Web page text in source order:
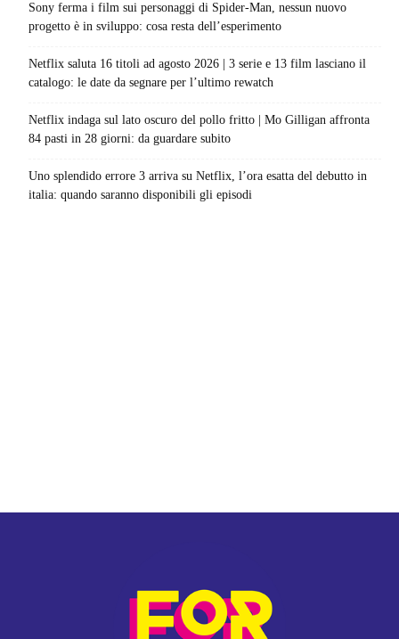
Sony ferma i film sui personaggi di Spider-Man, nessun nuovo
progetto è in sviluppo: cosa resta dell’esperimento
Netflix saluta 16 titoli ad agosto 2026 | 3 serie e 13 film lasciano il
catalogo: le date da segnare per l’ultimo rewatch
Netflix indaga sul lato oscuro del pollo fritto | Mo Gilligan affronta
84 pasti in 28 giorni: da guardare subito
Uno splendido errore 3 arriva su Netflix, l’ora esatta del debutto in
italia: quando saranno disponibili gli episodi